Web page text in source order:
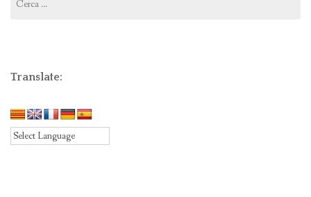
Translate: